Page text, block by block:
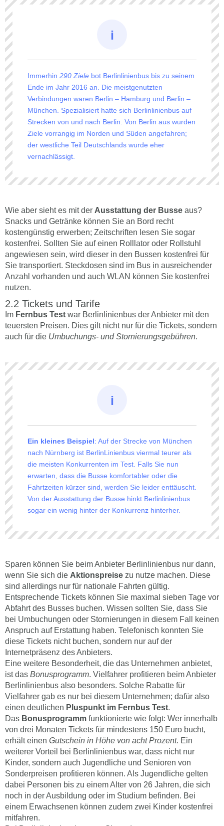
Immerhin 290 Ziele bot Berlinlinienbus bis zu seinem
Ende im Jahr 2016 an. Die meistgenutzten
Verbindungen waren Berlin – Hamburg und Berlin –
München. Spezialisiert hatte sich Berlinlinienbus auf
Strecken von und nach Berlin. Von Berlin aus wurden
Ziele vorrangig im Norden und Süden angefahren;
der westliche Teil Deutschlands wurde eher
vernachlässigt.
Wie aber sieht es mit der Ausstattung der Busse aus?
Snacks und Getränke können Sie an Bord recht
kostengünstig erwerben; Zeitschriften lesen Sie sogar
kostenfrei. Sollten Sie auf einen Rolllator oder Rollstuhl
angewiesen sein, wird dieser in den Bussen kostenfrei für
Sie transportiert. Steckdosen sind im Bus in ausreichender
Anzahl vorhanden und auch WLAN können Sie kostenfrei
nutzen.
Tickets und Tarife
Im Fernbus Test war Berlinlinienbus der Anbieter mit den
teuersten Preisen. Dies gilt nicht nur für die Tickets, sondern
auch für die Umbuchungs- und Stornierungsgebühren.
Ein kleines Beispiel: Auf der Strecke von München
nach Nürnberg ist BerlinLinienbus viermal teurer als
die meisten Konkurrenten im Test. Falls Sie nun
erwarten, dass die Busse komfortabler oder die
Fahrtzeiten kürzer sind, werden Sie leider enttäuscht.
Von der Ausstattung der Busse hinkt Berlinlinienbus
sogar ein wenig hinter der Konkurrenz hinterher.
Sparen können Sie beim Anbieter Berlinlinienbus nur dann,
wenn Sie sich die Aktionspreise zu nutze machen. Diese
sind allerdings nur für nationale Fahrten gültig.
Entsprechende Tickets können Sie maximal sieben Tage vor
Abfahrt des Busses buchen. Wissen sollten Sie, dass Sie
bei Umbuchungen oder Stornierungen in diesem Fall keinen
Anspruch auf Erstattung haben. Telefonisch konnten Sie
diese Tickets nicht buchen, sondern nur auf der
Internetpräsenz des Anbieters.
Eine weitere Besonderheit, die das Unternehmen anbietet,
ist das Bonusprogramm. Vielfahrer profitieren beim Anbieter
Berlinlinienbus also besonders. Solche Rabatte für
Vielfahrer gab es nur bei diesem Unternehmen; dafür also
einen deutlichen Pluspunkt im Fernbus Test.
Das Bonusprogramm funktionierte wie folgt: Wer innerhalb
von drei Monaten Tickets für mindestens 150 Euro bucht,
erhält einen Gutschein in Höhe von acht Prozent. Ein
weiterer Vorteil bei Berlinlinienbus war, dass nicht nur
Kinder, sondern auch Jugendliche und Senioren von
Sonderpreisen profitieren können. Als Jugendliche gelten
dabei Personen bis zu einem Alter von 26 Jahren, die sich
noch in der Ausbildung oder im Studium befinden. Bei
einem Erwachsenen können zudem zwei Kinder kostenfrei
mitfahren.